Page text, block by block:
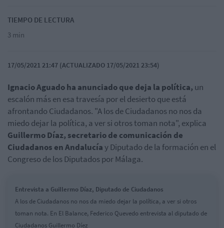
TIEMPO DE LECTURA
3 min
17/05/2021 21:47 (ACTUALIZADO 17/05/2021 23:54)
Ignacio Aguado ha anunciado que deja la política, un
escalón más en esa travesía por el desierto que está
afrontando Ciudadanos. "A los de Ciudadanos no nos da
miedo dejar la política, a ver si otros toman nota", explica
Guillermo Díaz, secretario de comunicación de
Ciudadanos en Andalucíay Diputado de la formación en el
Congreso de los Diputados por Málaga.
Entrevista a Guillermo Díaz, Diputado de Ciudadanos
A los de Ciudadanos no nos da miedo dejar la política, a ver si otros
toman nota. En El Balance, Federico Quevedo entrevista al diputado de
Ciudadanos Guillermo Díez